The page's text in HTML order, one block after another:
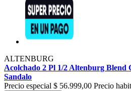
ALTENBURG
Acolchado 2 Pl 1/2 Altenburg Blend
Sandalo
Precio especial $ 56.999,00 Precio